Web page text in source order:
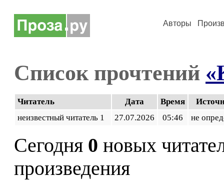
Авторы
Список прочтений
Читатель Дата Время
неизвестный читатель 1
27.07.2026 05:46 не
Сегодня 0 новых
произведения